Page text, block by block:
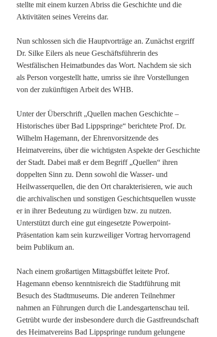
stellte mit einem kurzen Abriss die Geschichte und die
Aktivitäten seines Vereins dar.
Nun schlossen sich die Hauptvorträge an. Zunächst ergriff
Dr. Silke Eilers als neue Geschäftsführerin des
Westfälischen Heimatbundes das Wort. Nachdem sie sich
als Person vorgestellt hatte, umriss sie ihre Vorstellungen
von der zukünftigen Arbeit des WHB.
Unter der Überschrift „Quellen machen Geschichte –
Historisches über Bad Lippspringe“ berichtete Prof. Dr.
Wilhelm Hagemann, der Ehrenvorsitzende des
Heimatvereins, über die wichtigsten Aspekte der Geschichte
der Stadt. Dabei maß er dem Begriff „Quellen“ ihren
doppelten Sinn zu. Denn sowohl die Wasser- und
Heilwasserquellen, die den Ort charakterisieren, wie auch
die archivalischen und sonstigen Geschichtsquellen wusste
er in ihrer Bedeutung zu würdigen bzw. zu nutzen.
Unterstützt durch eine gut eingesetzte Powerpoint-
Präsentation kam sein kurzweiliger Vortrag hervorragend
beim Publikum an.
Nach einem großartigen Mittagsbüffet leitete Prof.
Hagemann ebenso kenntnisreich die Stadtführung mit
Besuch des Stadtmuseums. Die anderen Teilnehmer
nahmen an Führungen durch die Landesgartenschau teil.
Getrübt wurde der insbesondere durch die Gastfreundschaft
des Heimatvereins Bad Lippspringe rundum gelungene